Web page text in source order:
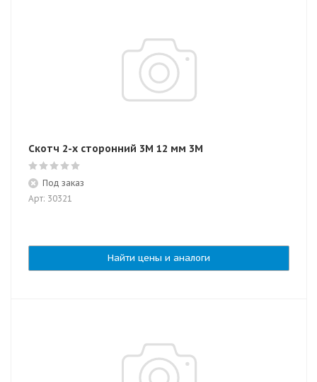
Скотч 2-х сторонний 3М 12 мм 3M
Под заказ
Арт: 30321
Найти цены и аналоги